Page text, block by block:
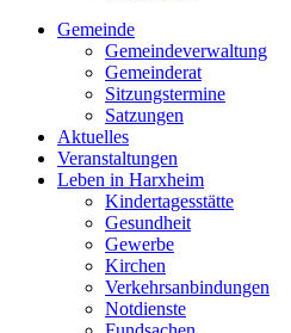
Gemeinde
Gemeindeverwaltung
Gemeinderat
Sitzungstermine
Satzungen
Aktuelles
Veranstaltungen
Leben in Harxheim
Kindertagesstätte
Gesundheit
Gewerbe
Kirchen
Verkehrsanbindungen
Notdienste